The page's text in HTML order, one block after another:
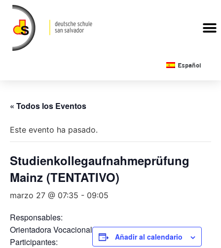
Español
« Todos los Eventos
Este evento ha pasado.
Studienkollegaufnahmeprüfung
Mainz (TENTATIVO)
marzo 27 @ 07:35 - 09:05
Responsables:
Orientadora Vocacional
Participantes:
Añadir al calendario